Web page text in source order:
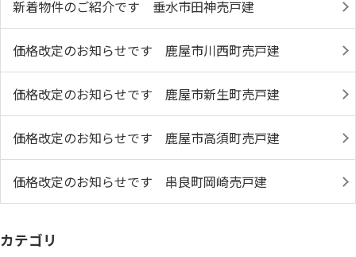
新着物件のご紹介です 垂水市田神売戸建
価格改定のお知らせです 鹿屋市川西町売戸建
価格改定のお知らせです 鹿屋市新生町売戸建
価格改定のお知らせです 鹿屋市高須町売戸建
価格改定のお知らせです 串良町岡崎売戸建
カテゴリ